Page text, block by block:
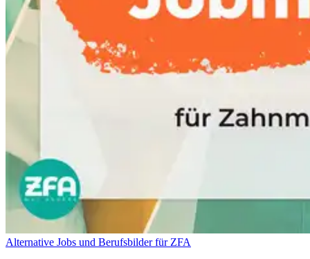
Alternative Jobs und Berufsbilder für ZFA